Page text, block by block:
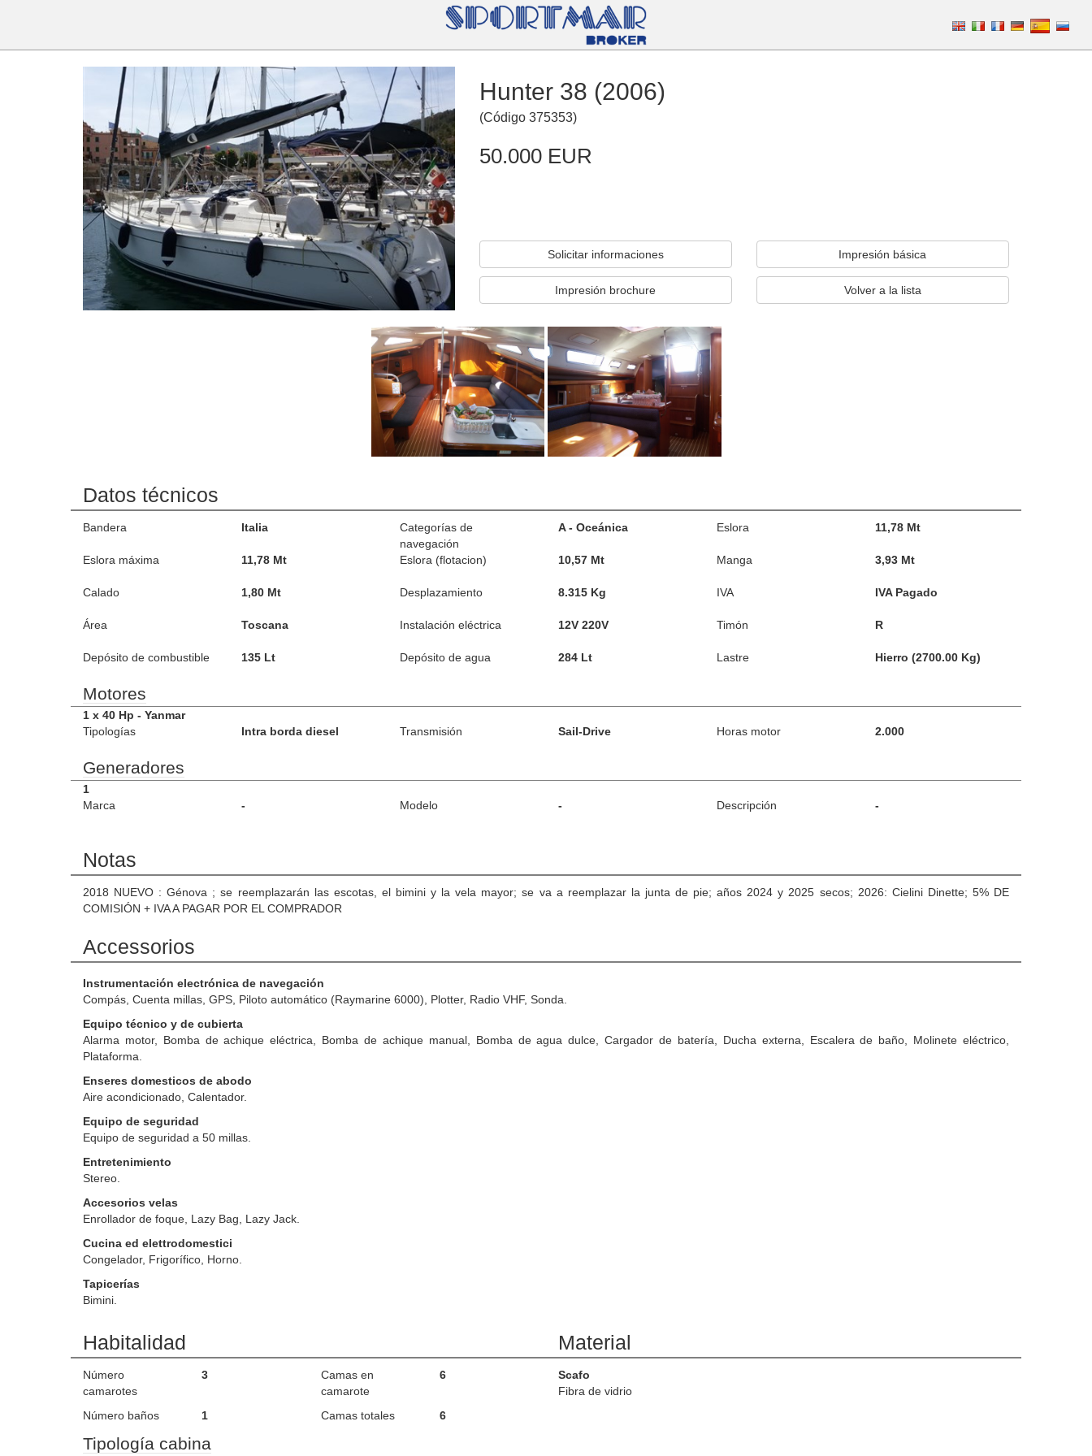
Hunter 38 (2006)
(Código 375353)
50.000 EUR
Solicitar informaciones Impresión básica
Impresión brochure Volver a la lista
Datos técnicos
Bandera Italia
Categorías de
navegación
A - Oceánica Eslora 11,78 Mt
Eslora máxima 11,78 Mt Eslora (flotacion) 10,57 Mt Manga 3,93 Mt
Calado 1,80 Mt Desplazamiento 8.315 Kg IVA IVA Pagado
Área Toscana Instalación eléctrica 12V 220V Timón R
Depósito de combustible 135 Lt Depósito de agua 284 Lt Lastre Hierro (2700.00 Kg)
Motores
1 x 40 Hp - Yanmar
Tipologías
Intra borda diesel Transmisión Sail-Drive Horas motor 2.000
Generadores
1
Marca
- Modelo - Descripción -
Notas
2018 NUEVO : Génova ; se reemplazarán las escotas, el bimini y la vela mayor; se va a reemplazar la junta de pie; años 2024 y 2025 secos; 2026: Cielini Dinette; 5% DE
COMISIÓN + IVA A PAGAR POR EL COMPRADOR
Accessorios
Instrumentación electrónica de navegación
Compás, Cuenta millas, GPS, Piloto automático (Raymarine 6000), Plotter, Radio VHF, Sonda.
Equipo técnico y de cubierta
Alarma motor, Bomba de achique eléctrica, Bomba de achique manual, Bomba de agua dulce, Cargador de batería, Ducha externa, Escalera de baño, Molinete eléctrico,
Plataforma.
Enseres domesticos de abodo
Aire acondicionado, Calentador.
Equipo de seguridad
Equipo de seguridad a 50 millas.
Entretenimiento
Stereo.
Accesorios velas
Enrollador de foque, Lazy Bag, Lazy Jack.
Cucina ed elettrodomestici
Congelador, Frigorífico, Horno.
Tapicerías
Bimini.
Habitalidad
Número
camarotes
3
Número baños 1
Camas en
camarote
6
Camas totales 6
Tipología cabina
Material
Scafo
Fibra de vidrio